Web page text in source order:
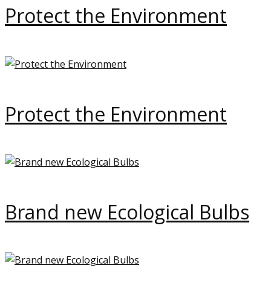
Protect the Environment
Protect the Environment
Brand new Ecological Bulbs